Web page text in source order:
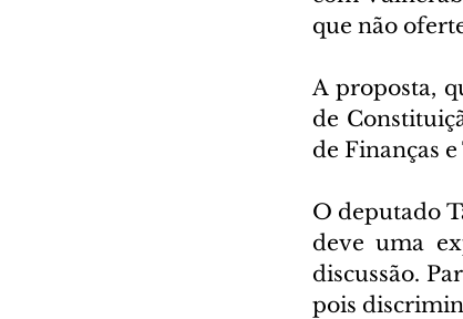
que não
A proposta,
de
de Finanças
O deputado
deve uma
discussão.
pois